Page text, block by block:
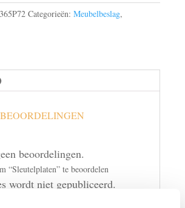
Categorieën: Meubelbeslag,
BEOORDELINGEN
beoordelingen.
“Sleutelplaten” te beoordelen
wordt niet gepubliceerd.
zijn gemarkeerd met